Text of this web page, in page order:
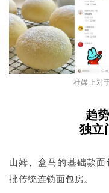
社媒上对
趋
独立
山姆、盒马的基础款
批传统连锁面包房。